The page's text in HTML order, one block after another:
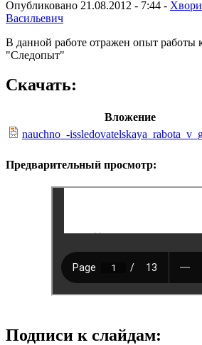
Опубликовано 21.08.2012 - 7:44 -
Васильевич
В данной работе отражен опыт работы
"Следопыт"
Скачать:
Вложение
nauchno_-
Предварительный просмотр:
Подписи к слайдам: